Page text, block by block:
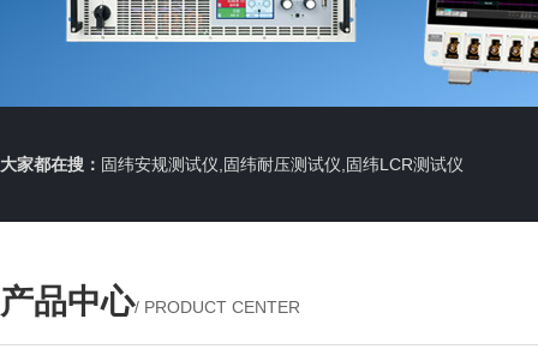
大家都在搜： 固纬安规测试仪,固纬耐压测试仪,固纬LCR测试仪
产品中心/ PRODUCT CENTER